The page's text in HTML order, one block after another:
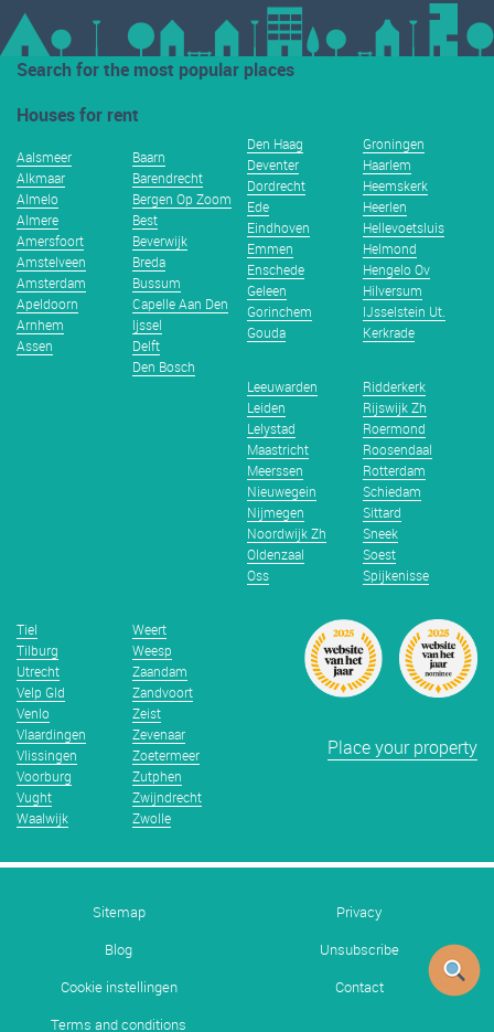
Search for the most popular places
Houses for rent
Aalsmeer
Alkmaar
Almelo
Almere
Amersfoort
Amstelveen
Amsterdam
Apeldoorn
Arnhem
Assen
Baarn
Barendrecht
Bergen Op Zoom
Best
Beverwijk
Breda
Bussum
Capelle Aan Den
Ijssel
Delft
Den Bosch
Den Haag
Deventer
Dordrecht
Ede
Eindhoven
Emmen
Enschede
Geleen
Gorinchem
Gouda
Groningen
Haarlem
Heemskerk
Heerlen
Hellevoetsluis
Helmond
Hengelo Ov
Hilversum
IJsselstein Ut.
Kerkrade
Leeuwarden
Leiden
Lelystad
Maastricht
Meerssen
Nieuwegein
Nijmegen
Noordwijk Zh
Oldenzaal
Oss
Ridderkerk
Rijswijk Zh
Roermond
Roosendaal
Rotterdam
Schiedam
Sittard
Sneek
Soest
Spijkenisse
Tiel
Tilburg
Utrecht
Velp Gld
Venlo
Vlaardingen
Vlissingen
Voorburg
Vught
Waalwijk
Weert
Weesp
Zaandam
Zandvoort
Zeist
Zevenaar
Zoetermeer
Zutphen
Zwijndrecht
Zwolle
Place your property
Sitemap
Privacy
Blog
Unsubscribe
Cookie instellingen
Contact
Terms and conditions